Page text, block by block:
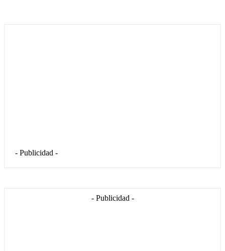
- Publicidad -
- Publicidad -